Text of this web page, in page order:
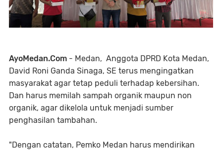
AyoMedan.Com - Medan, Anggota DPRD Kota Medan,
David Roni Ganda Sinaga, SE terus mengingatkan
masyarakat agar tetap peduli terhadap kebersihan.
Dan harus memilah sampah organik maupun non
organik, agar dikelola untuk menjadi sumber
penghasilan tambahan.
"Dengan catatan, Pemko Medan harus mendirikan